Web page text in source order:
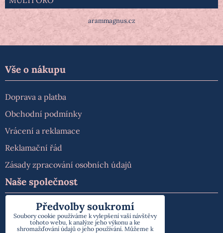
arammagnus.cz
Vše o nákupu
Doprava a platba
Obchodní podmínky
Vrácení a reklamace
Reklamační řád
Zásady zpracování osobních údajů
Naše společnost
Kontakt
Předvolby soukromí
Soubory cookie používáme k vylepšení vaší návštěvy
tohoto webu, k analýze jeho výkonu a ke
shromažďování údajů o jeho používání. Můžeme k